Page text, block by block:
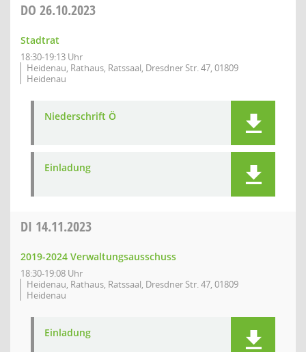
DO 26.10.2023
Stadtrat
18:30-19:13 Uhr
Heidenau, Rathaus, Ratssaal, Dresdner Str. 47, 01809
Heidenau
Niederschrift Ö
Einladung
DI 14.11.2023
2019-2024 Verwaltungsausschuss
18:30-19:08 Uhr
Heidenau, Rathaus, Ratssaal, Dresdner Str. 47, 01809
Heidenau
Einladung